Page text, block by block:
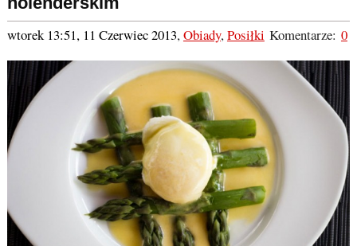
wtorek 13:51, 11 Czerwiec 2013,Obiady,Posiłki Komentarze: 0